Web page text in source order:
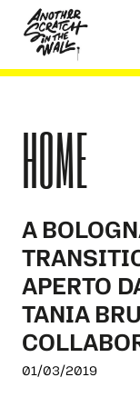
content
HOME
A
APERTO
TANIA
01/03/2019